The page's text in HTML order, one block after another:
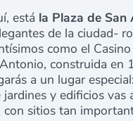
está la Plaza de San
de la ciudad-
como el
construida en
a un lugar
y edificios vas
sitios tan